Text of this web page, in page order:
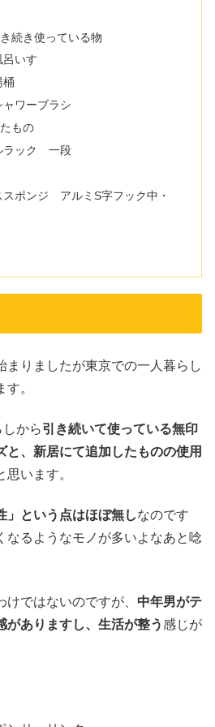
続き使っている物
呂いす
桶
ワーブラシ
もの
ラック 一段
スポンジ アルミS字フック中・
まりましたが東京での一人暮らし
。
から引き続いて使っている無印
と、新居にて追加したものの使用
います。
」という点はほぼ無しなのです
なるようなモノが多いよなあと唸
ではないのですが、 中年男がテ
がありますし、生活が整う感じが